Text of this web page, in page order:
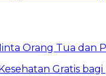
Orang Tua dan